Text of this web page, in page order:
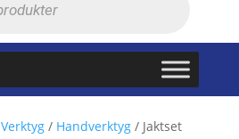
/ Handverktyg/ Jaktset